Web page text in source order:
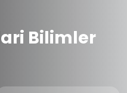
Bilimler